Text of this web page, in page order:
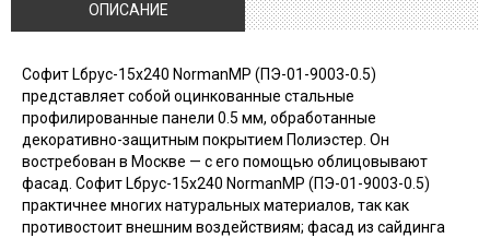
ОПИСАНИЕ
Софит Lбрус-15х240 NormanMP (ПЭ-01-9003-0.5)
представляет собой оцинкованные стальные
профилированные панели 0.5 мм, обработанные
декоративно-защитным покрытием Полиэстер. Он
востребован в Москве — с его помощью облицовывают
фасад. Софит Lбрус-15х240 NormanMP (ПЭ-01-9003-0.5)
практичнее многих натуральных материалов, так как
противостоит внешним воздействиям; фасад из сайдинга